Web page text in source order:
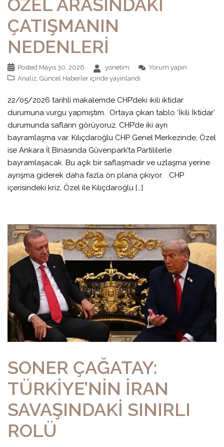
ÖZEL ARASINDAKİ
ÇATIŞMANIN
NEDENLERİ
Posted Mayıs 30, 2026 yonetim
Yorum yapın
Analiz, Güncel Haberler içinde yayınlandı
22/05/2026 tarihli makalemde CHP’deki ikili iktidar
durumuna vurgu yapmıştım. Ortaya çıkan tablo ‘İkili İktidar’
durumunda safların görüyoruz. CHP’de iki ayrı
bayramlaşma var. Kılıçdaroğlu CHP Genel Merkezinde, Özel
ise Ankara İl Binasında Güvenpark’ta Partililerle
bayramlaşacak. Bu açık bir saflaşmadır ve uzlaşma yerine
ayrışma giderek daha fazla ön plana çıkıyor. CHP
içerisindeki kriz, Özel ile Kılıçdaroğlu […]
SONER ÇAĞATAY:
TÜRKİYE’NİN İRAN
SAVAŞINDAKİ SINIRLI
ROLÜ